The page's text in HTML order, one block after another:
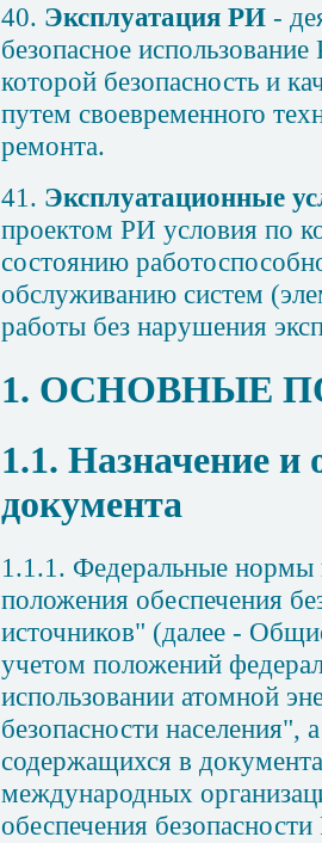
40. Эксплуатация РИ -
безопасное
которой безопасность и
путем своевременного
ремонта.
41. Эксплуатационные
проектом РИ условия по
состоянию
обслуживанию систем
работы без нарушения
1. ОСНОВНЫЕ
1.1. Назначение и
документа
1.1.1. Федеральные
положения обеспечения
источников" (далее -
учетом положений
использовании атомной
безопасности населения",
содержащихся в
международных
обеспечения